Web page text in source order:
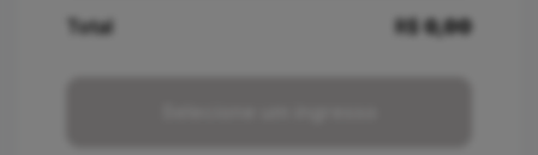
Total R$ 0,00